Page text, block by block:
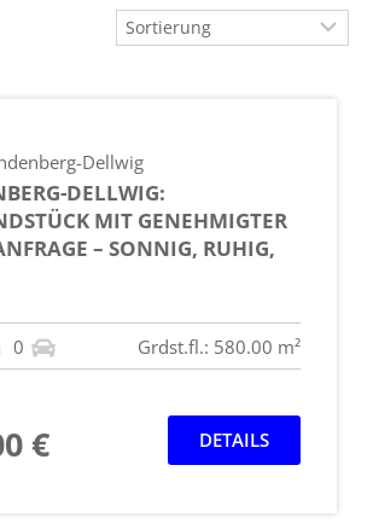
Dellwig
DELLWIG:
MIT GENEHMIGTER
– SONNIG, RUHIG,
0 Grdst.fl.: 580.00 m²
€ DETAILS